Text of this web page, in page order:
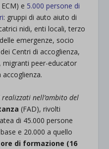
e 5.000 persone di
: gruppi di auto aiuto di
nidi, enti locali, terzo
emergenze, socio
Centri di accoglienza,
peer-educator
nell’ambito del
(FAD), rivolti
di 45.000 persone
e 20.000 a quello
di formazione (16